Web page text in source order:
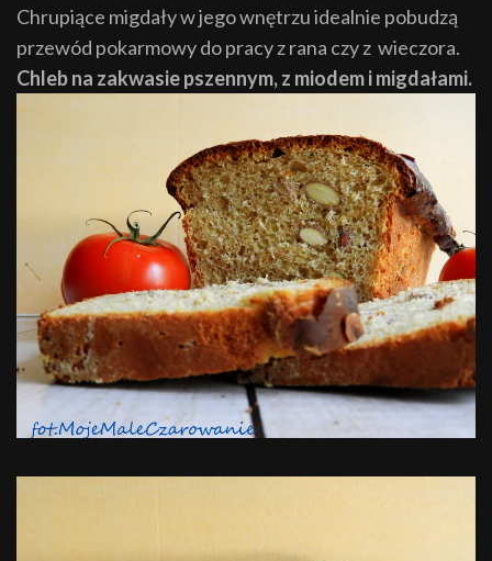
Chrupiące migdały w jego wnętrzu idealnie pobudzą
przewód pokarmowy do pracy z rana czy z wieczora.
Chleb na zakwasie pszennym, z miodem i migdałami.